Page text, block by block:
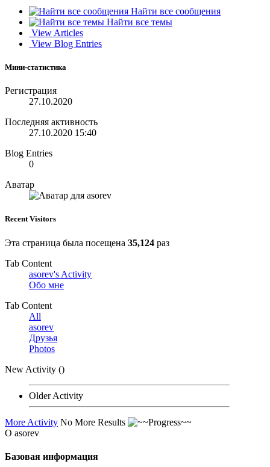
Найти все сообщения
Найти все темы
View Articles
View Blog Entries
Мини-статистика
Регистрация
27.10.2020
Последняя активность
27.10.2020 15:40
Blog Entries
0
Аватар
Recent Visitors
Эта страница была посещена 35,124 раз
Tab Content
asorev's Activity
Обо мне
Tab Content
All
asorev
Друзья
Photos
New Activity ()
Older Activity
More Activity No More Results
О asorev
Базовая информация